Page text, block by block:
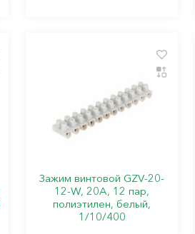
Зажим винтовой GZV-20-
12-W, 20А, 12 пар,
полиэтилен, белый,
1/10/400